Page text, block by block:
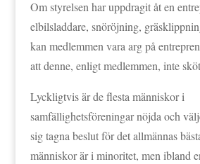
Om styrelsen har uppdragit åt en
elbilsladdare, snöröjning,
kan medlemmen vara arg på
att denne, enligt medlemmen, inte
Lyckligtvis är de flesta människor i
samfällighetsföreningar nöjda och
sig tagna beslut för det allmännas
människor är i minoritet, men ibland